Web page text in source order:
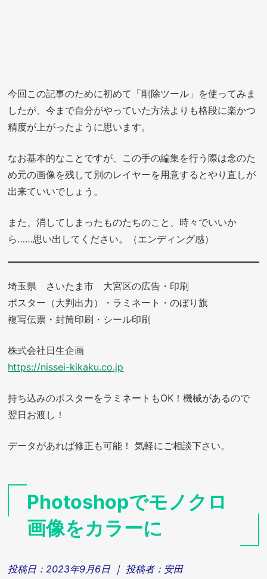
今回この記事のために初めて「削除ツール」を使ってみま
したが、今まで自分がやっていた方法よりも格段に楽かつ
精度が上がったように思います。
なお基本的なことですが、この手の編集を行う際は念のた
め元の画像を残して別のレイヤーを用意するとやり直しが
出来ていいでしょう。
また、消してしまったものたちのこと、時々でいいか
ら……思い出してください。（エンディング感）
埼玉県 さいたま市 大宮区の広告・印刷
ポスター（大判出力）・ラミネート・のぼり旗
複写伝票・封筒印刷・シール印刷
株式会社日生企画
https://nissei-kikaku.co.jp
持ち込みのポスターをラミネートもOK！機械があるので
翌日お渡し！
データがあれば修正も可能！ 気軽にご相談下さい。
Photoshopでモノクロ
画像をカラーに
投稿日：2023年9月6日 ｜ 投稿者： 安田